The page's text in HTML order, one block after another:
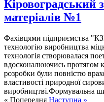
Кіровоградський
матеріалів №1
Фахівцями підприємства
технологію виробництва
технологія створювалася
вдосконалюючись протягом
розробки були повністю
властивості природної
виробництві.Формувальна
« Попередня Наступна »